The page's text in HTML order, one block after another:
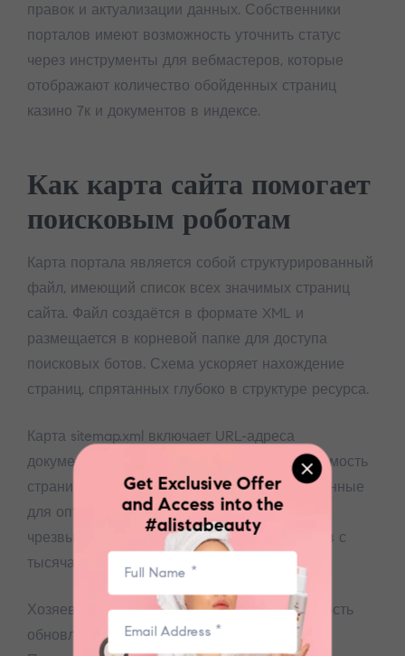
правок и актуализации данных. Собственники
порталов имеют возможность уточнить статус
через инструменты для вебмастеров, которые
отображают количество обойденных страниц
казино 7к и документов в индексе.
Как карта сайта помогает
поисковым роботам
Карта портала является собой структурированный
файл, имеющий список всех значимых страниц
сайта. Файл создаётся в формате XML и
размещается в корневой папке для доступа
поисковых ботов. Схема ускоряет нахождение
страниц, спрятанных глубоко в структуре ресурса.
Карта sitemap.xml включает URL-адреса
документов, даты последних правок и значимость
страниц. Поисковые боты применяют эту данные
для оптимизации процесса обхода. Карта
чрезвычайно полезна для больших ресурсов с
тысячами страниц и запутанной навигацией.
Хозяева порталов могут задавать регулярность
обновления контента для каждой страницы.
Get Exclusive Offer
and Access into the
#alistabeauty